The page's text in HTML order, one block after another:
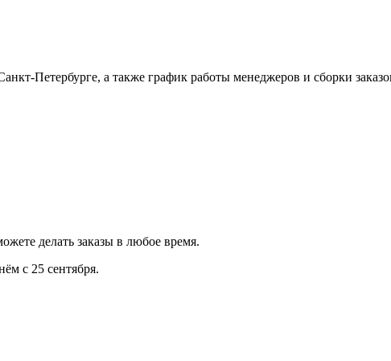
Петербурге, а также график работы менеджеров и сборки
делать заказы в любое время.
с 25 сентября.